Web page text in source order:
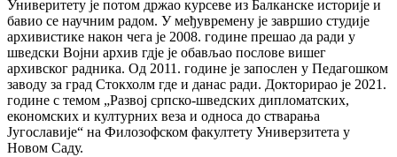
Универитету је потом држао курсеве из Балканске историје и
бавио се научним радом. У међувремену је завршио студије
архивистике након чега је 2008. године прешао да ради у
шведски Војни архив гдје је обављао послове вишег
архивског радника. Од 2011. године је запослен у Педагошком
заводу за град Стокхолм где и данас ради. Докторирао је 2021.
године с темом „Развој српско-шведских дипломатских,
економских и културних веза и односа до стварања
Југославије“ на Филозофском факултету Универзитета у
Новом Саду.